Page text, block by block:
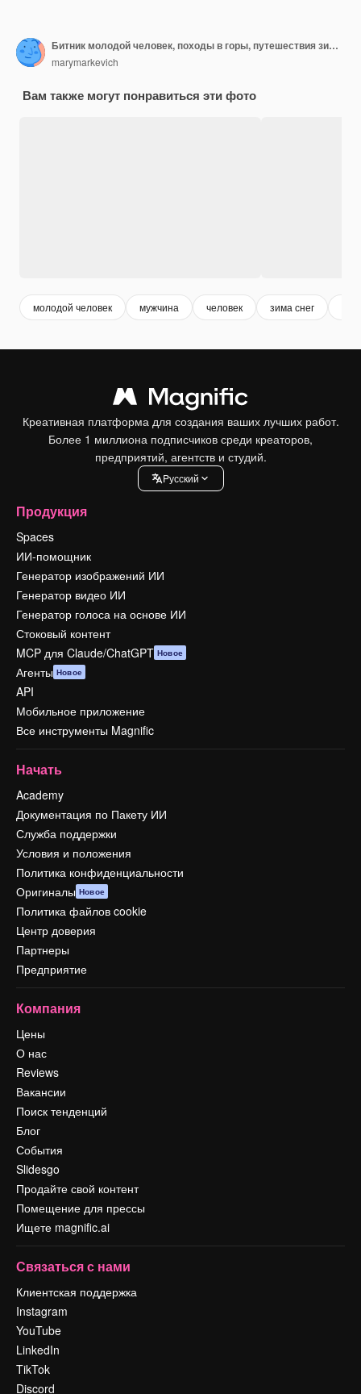
Битник молодой человек, походы в горы, путешествия зимних каникул
marymarkevich
Вам также могут понравиться эти фото
молодой человек мужчина человек зима снег
Креативная платформа для создания ваших лучших работ.
Более 1 миллиона подписчиков среди креаторов,
предприятий, агентств и студий.
Pусский
Продукция
Spaces
ИИ-помощник
Генератор изображений ИИ
Генератор видео ИИ
Генератор голоса на основе ИИ
Стоковый контент
MCP для Claude/ChatGPT Новое
Агенты Новое
API
Мобильное приложение
Все инструменты Magnific
Начать
Academy
Документация по Пакету ИИ
Служба поддержки
Условия и положения
Политика конфиденциальности
Оригиналы Новое
Политика файлов cookie
Центр доверия
Партнеры
Предприятие
Компания
Цены
О нас
Reviews
Вакансии
Поиск тенденций
Блог
События
Slidesgo
Продайте свой контент
Помещение для прессы
Ищете magnific.ai
Связаться с нами
Клиентская поддержка
Instagram
YouTube
LinkedIn
TikTok
Discord